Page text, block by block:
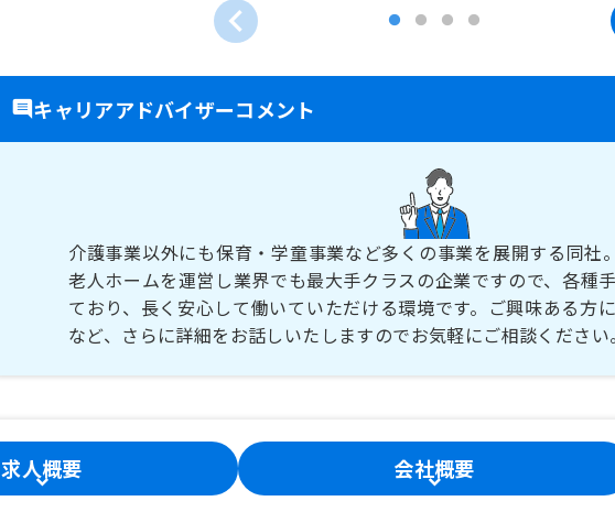
キャリアアドバイザーコメント
介護事業以外にも保育・学童事業など多くの事業を展開する同社
老人ホームを運営し業界でも最大手クラスの企業ですので、各種
ており、長く安心して働いていただける環境です。ご興味ある方
など、さらに詳細をお話しいたしますのでお気軽にご相談ください。
求人概要 会社概要